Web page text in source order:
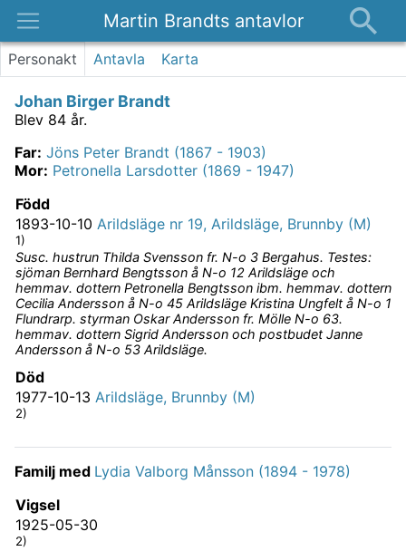
Martin Brandts antavlor
Platser
Om
Kontakt
Personakt Antavla Karta
Johan Birger Brandt
Blev 84 år.
Far: Jöns Peter Brandt (1867 - 1903)
Mor: Petronella Larsdotter (1869 - 1947)
Född
1893-10-10 Arildsläge nr 19, Arildsläge, Brunnby (M)
1)
Susc. hustrun Thilda Svensson fr. N-o 3 Bergahus. Testes:
sjöman Bernhard Bengtsson å N-o 12 Arildsläge och
hemmav. dottern Petronella Bengtsson ibm. hemmav. dottern
Cecilia Andersson å N-o 45 Arildsläge Kristina Ungfelt å N-o 1
Flundrarp. styrman Oskar Andersson fr. Mölle N-o 63.
hemmav. dottern Sigrid Andersson och postbudet Janne
Andersson å N-o 53 Arildsläge.
Död
1977-10-13 Arildsläge, Brunnby (M)
2)
Familj med Lydia Valborg Månsson (1894 - 1978)
Vigsel
1925-05-30
2)